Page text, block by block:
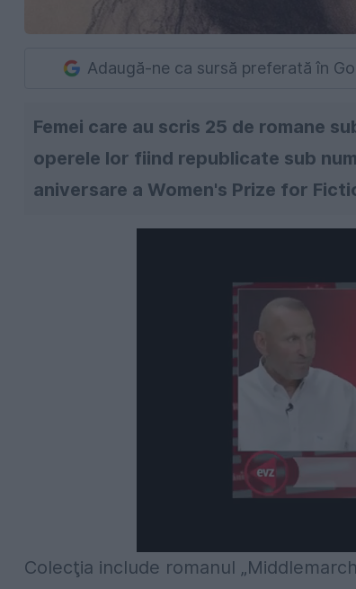
Adaugă-ne ca sursă preferată în
Femei care au scris 25 de romane
operele lor fiind republicate sub
aniversare a Women's Prize for
Colecţia include romanul